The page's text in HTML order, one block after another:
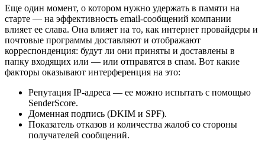
Еще один момент, о котором нужно удержать в памяти на
старте — на эффективность email-сообщений компании
влияет ее слава. Она влияет на то, как интернет провайдеры и
почтовые программы доставляют и отображают
корреспонденция: будут ли они приняты и доставлены в
папку входящих или — или отправятся в спам. Вот какие
факторы оказывают интерференция на это:
Репутация IP-адреса — ее можно испытать с помощью
SenderScore.
Доменная подпись (DKIM и SPF).
Показатель отказов и количества жалоб со стороны
получателей сообщений.